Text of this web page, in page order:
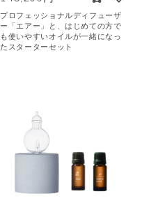
プロフェッショナルディフューザ
ー「エアー」と、はじめての方で
も使いやすいオイルが一緒になっ
たスターターセット